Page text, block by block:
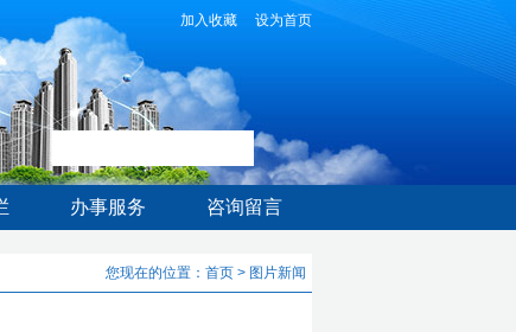
设为首页
加入收藏
办事服务 咨询留言
您现在的位置： 首页 > 图片新闻